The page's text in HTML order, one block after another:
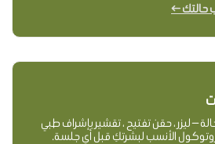
حالتك ←
ليزر ، حقن تفتيح ، تقشير بإشراف طبي
الأنسب لبشرتكِ قبل أي جلسة.